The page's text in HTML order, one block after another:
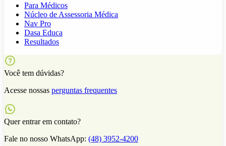
Para Médicos
Núcleo de Assessoria Médica
Nav Pro
Dasa Educa
Resultados
Você tem dúvidas?
Acesse nossas perguntas frequentes
Quer entrar em contato?
Fale no nosso WhatsApp: (48) 3952-4200